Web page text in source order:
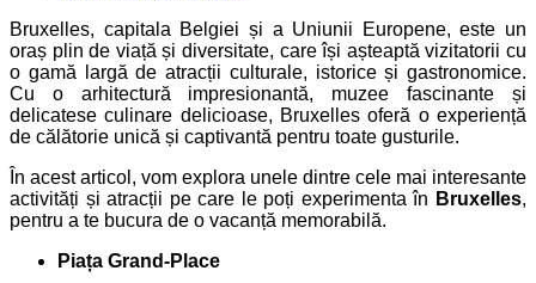
Bruxelles, capitala Belgiei și a Uniunii Europene, este un
oraș plin de viață și diversitate, care își așteaptă vizitatorii cu
o gamă largă de atracții culturale, istorice și gastronomice.
Cu o arhitectură impresionantă, muzee fascinante și
delicatese culinare delicioase, Bruxelles oferă o experiență
de călătorie unică și captivantă pentru toate gusturile.
În acest articol, vom explora unele dintre cele mai interesante
activități și atracții pe care le poți experimenta în Bruxelles,
pentru a te bucura de o vacanță memorabilă.
Piața Grand-Place